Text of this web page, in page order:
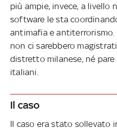
più ampie, invece, a livello
software le sta
antimafia e antiterrorismo.
non ci sarebbero
distretto milanese, né
italiani.
Il caso
Il caso era stato sollevato